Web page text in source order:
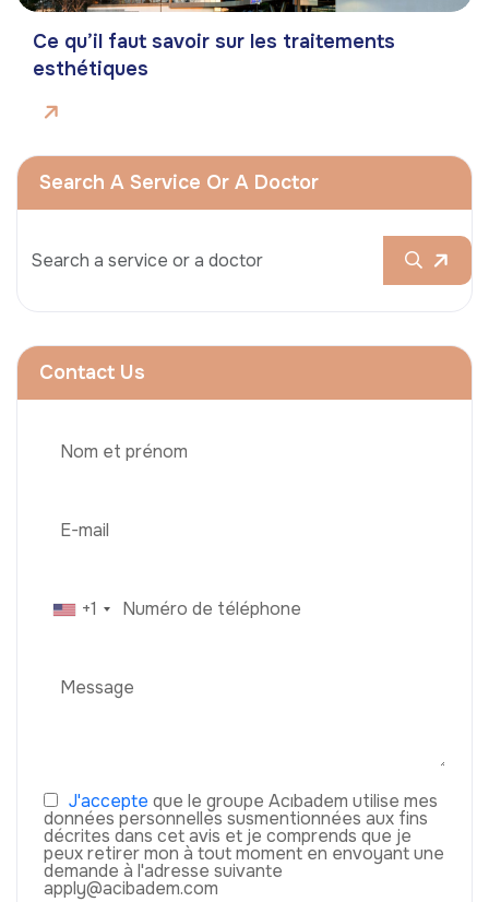
Ce qu’il faut savoir sur les traitements
esthétiques
Search A Service Or A Doctor
Contact Us
+1
J'accepte que le groupe Acıbadem utilise mes
données personnelles susmentionnées aux fins
décrites dans cet avis et je comprends que je
peux retirer mon à tout moment en envoyant une
demande à l'adresse suivante
apply@acibadem.com